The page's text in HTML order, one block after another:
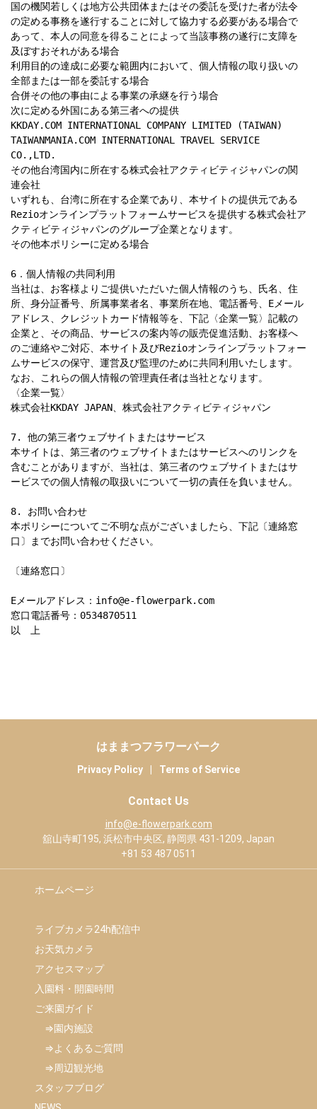
国の機関若しくは地方公共団体またはその委託を受けた者が法令
の定める事務を遂行することに対して協力する必要がある場合で
あって、本人の同意を得ることによって当該事務の遂行に支障を
及ぼすおそれがある場合
利用目的の達成に必要な範囲内において、個人情報の取り扱いの
全部または一部を委託する場合
合併その他の事由による事業の承継を行う場合
次に定める外国にある第三者への提供
KKDAY.COM INTERNATIONAL COMPANY LIMITED (TAIWAN)
TAIWANMANIA.COM INTERNATIONAL TRAVEL SERVICE
CO.,LTD.
その他台湾国内に所在する株式会社アクティビティジャパンの関
連会社
いずれも、台湾に所在する企業であり、本サイトの提供元である
Rezioオンラインプラットフォームサービスを提供する株式会社ア
クティビティジャパンのグループ企業となります。
その他本ポリシーに定める場合
6．個人情報の共同利用
当社は、お客様よりご提供いただいた個人情報のうち、氏名、住
所、身分証番号、所属事業者名、事業所在地、電話番号、Eメール
アドレス、クレジットカード情報等を、下記〈企業一覧〉記載の
企業と、その商品、サービスの案内等の販売促進活動、お客様へ
のご連絡やご対応、本サイト及びRezioオンラインプラットフォー
ムサービスの保守、運営及び監理のために共同利用いたします。
なお、これらの個人情報の管理責任者は当社となります。
〈企業一覧〉
株式会社KKDAY JAPAN、株式会社アクティビティジャパン
7. 他の第三者ウェブサイトまたはサービス
本サイトは、第三者のウェブサイトまたはサービスへのリンクを
含むことがありますが、当社は、第三者のウェブサイトまたはサ
ービスでの個人情報の取扱いについて一切の責任を負いません。
8. お問い合わせ
本ポリシーについてご不明な点がございましたら、下記〔連絡窓
口〕までお問い合わせください。
〔連絡窓口〕
Eメールアドレス：info@e-flowerpark.com
窓口電話番号：0534870511
以　上
はままつフラワーパーク
Privacy Policy Terms of Service
Contact Us
info@e-flowerpark.com
舘山寺町195, 浜松市中央区, 静岡県 431-1209, Japan
+81 53 487 0511
ホームページ
ライブカメラ24h配信中
お天気カメラ
アクセスマップ
入園料・開園時間
ご来園ガイド
⇒園内施設
⇒よくあるご質問
⇒周辺観光地
スタッフブログ